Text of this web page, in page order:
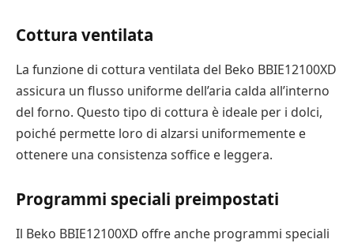
Cottura ventilata
La funzione di cottura ventilata del Beko BBIE12100XD
assicura un flusso uniforme dell’aria calda all’interno
del forno. Questo tipo di cottura è ideale per i dolci,
poiché permette loro di alzarsi uniformemente e
ottenere una consistenza soffice e leggera.
Programmi speciali preimpostati
Il Beko BBIE12100XD offre anche programmi speciali